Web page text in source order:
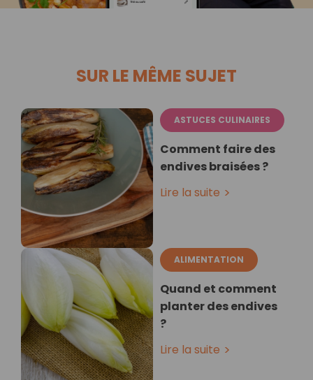
SUR LE MÊME SUJET
ASTUCES CULINAIRES
Comment faire des
endives braisées ?
Lire la suite
ALIMENTATION
Quand et comment
planter des endives
?
Lire la suite